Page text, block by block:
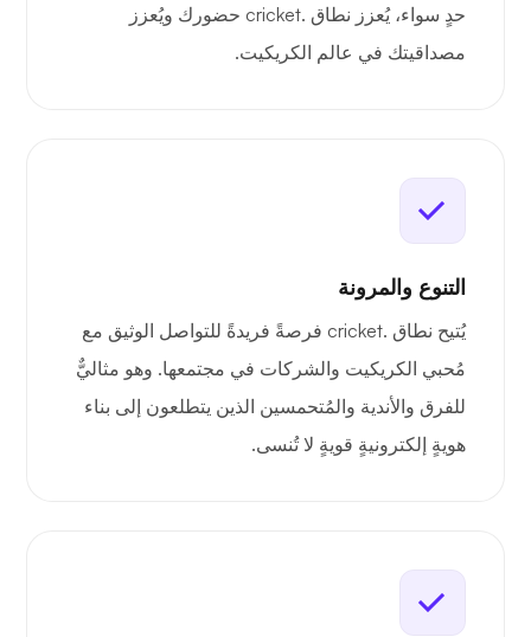
حدٍ سواء، يُعزز نطاق .cricket حضورك ويُعزز
مصداقيتك في عالم الكريكيت.
التنوع والمرونة
يُتيح نطاق .cricket فرصةً فريدةً للتواصل الوثيق مع
مُحبي الكريكيت والشركات في مجتمعها. وهو مثاليٌّ
للفرق والأندية والمُتحمسين الذين يتطلعون إلى بناء
هويةٍ إلكترونيةٍ قويةٍ لا تُنسى.